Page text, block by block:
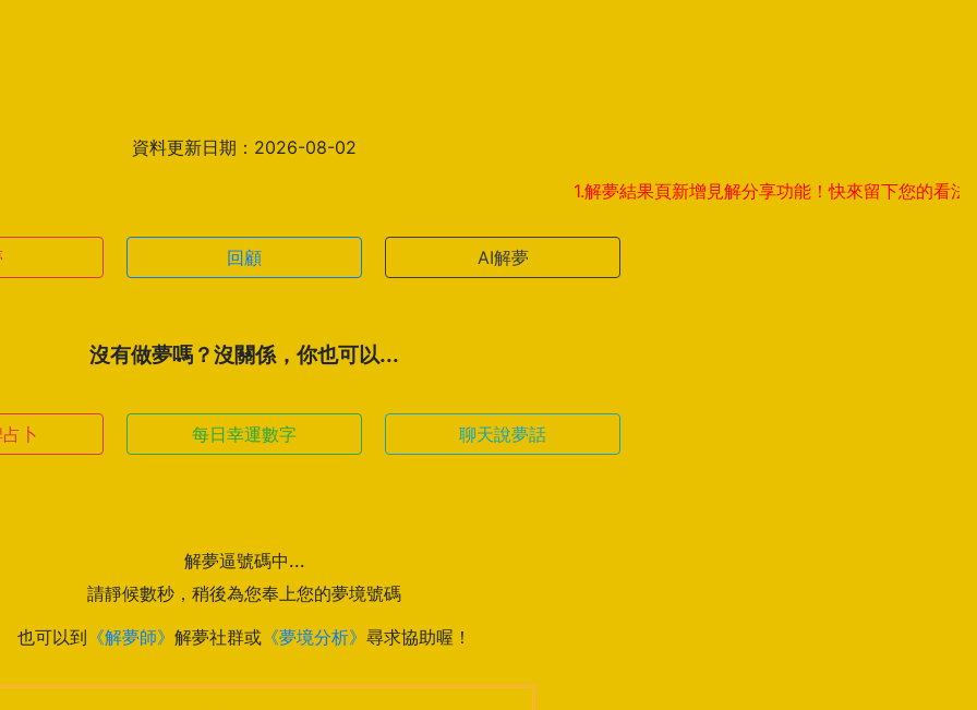
資料更新日期：2026-08-02
1.解夢結果頁新增見解分享功能！快來留下您的看法，與
回顧 AI解夢
沒有做夢嗎？沒關係，你也可以...
卜 每日幸運數字 聊天說夢話
解夢逼號碼中...
請靜候數秒，稍後為您奉上您的夢境號碼
也可以到 《解夢師》 解夢社群或 《夢境分析》 尋求協助喔！